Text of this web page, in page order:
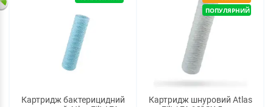
Картридж бактерицидний
ПОПУЛЯРНИЙ
Картридж шнуровий Atlas